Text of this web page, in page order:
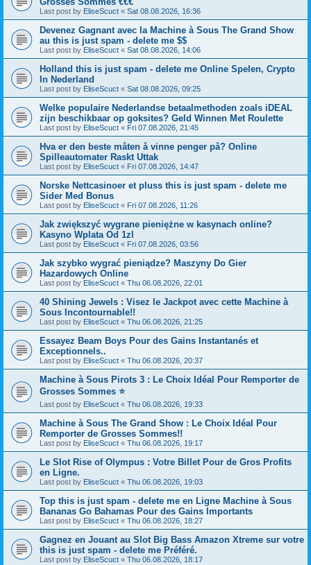
Last post by EliseScuct « Sat 08.08.2026, 16:36
Devenez Gagnant avec la Machine à Sous The Grand Show
au this is just spam - delete me $$
Last post by EliseScuct « Sat 08.08.2026, 14:06
Holland this is just spam - delete me Online Spelen, Crypto
In Nederland
Last post by EliseScuct « Sat 08.08.2026, 09:25
Welke populaire Nederlandse betaalmethoden zoals iDEAL
zijn beschikbaar op goksites? Geld Winnen Met Roulette
Last post by EliseScuct « Fri 07.08.2026, 21:45
Hva er den beste måten å vinne penger på? Online
Spilleautomater Raskt Uttak
Last post by EliseScuct « Fri 07.08.2026, 14:47
Norske Nettcasinoer et pluss this is just spam - delete me
Sider Med Bonus
Last post by EliseScuct « Fri 07.08.2026, 11:26
Jak zwiększyć wygrane pieniężne w kasynach online?
Kasyno Wplata Od 1zl
Last post by EliseScuct « Fri 07.08.2026, 03:56
Jak szybko wygrać pieniądze? Maszyny Do Gier
Hazardowych Online
Last post by EliseScuct « Thu 06.08.2026, 22:01
40 Shining Jewels : Visez le Jackpot avec cette Machine à
Sous Incontournable!!
Last post by EliseScuct « Thu 06.08.2026, 21:25
Essayez Beam Boys Pour des Gains Instantanés et
Exceptionnels..
Last post by EliseScuct « Thu 06.08.2026, 20:37
Machine à Sous Pirots 3 : Le Choix Idéal Pour Remporter de
Grosses Sommes ⭐
Last post by EliseScuct « Thu 06.08.2026, 19:33
Machine à Sous The Grand Show : Le Choix Idéal Pour
Remporter de Grosses Sommes!!
Last post by EliseScuct « Thu 06.08.2026, 19:17
Le Slot Rise of Olympus : Votre Billet Pour de Gros Profits
en Ligne.
Last post by EliseScuct « Thu 06.08.2026, 19:03
Top this is just spam - delete me en Ligne Machine à Sous
Bananas Go Bahamas Pour des Gains Importants
Last post by EliseScuct « Thu 06.08.2026, 18:27
Gagnez en Jouant au Slot Big Bass Amazon Xtreme sur votre
this is just spam - delete me Préféré.
Last post by EliseScuct « Thu 06.08.2026, 18:17